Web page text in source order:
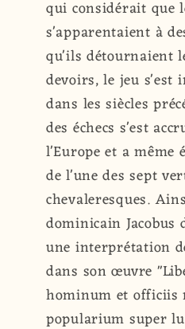
qui considérait que
s'apparentaient à
qu'ils détournaient
devoirs, le jeu s'est
dans les siècles
des échecs s'est
l'Europe et a même
de l'une des sept
chevaleresques.
dominicain Jacobus
une interprétation
dans son œuvre
hominum et officiis
popularium super